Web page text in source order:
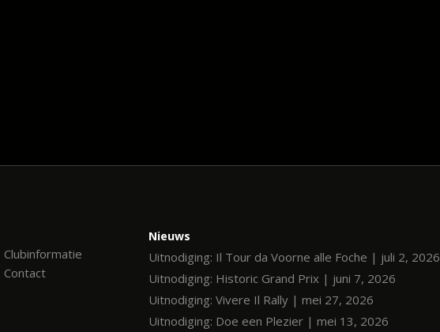
Clubinformatie
Contact
Nieuws
Uitnodiging: Il Tour da Voorne alle Foche | juli 2, 2026
Uitnodiging: Historic Grand Prix | juni 7, 2026
Uitnodiging: Vivere Il Rally | mei 27, 2026
Uitnodiging: Doe een Plezier | mei 13, 2026